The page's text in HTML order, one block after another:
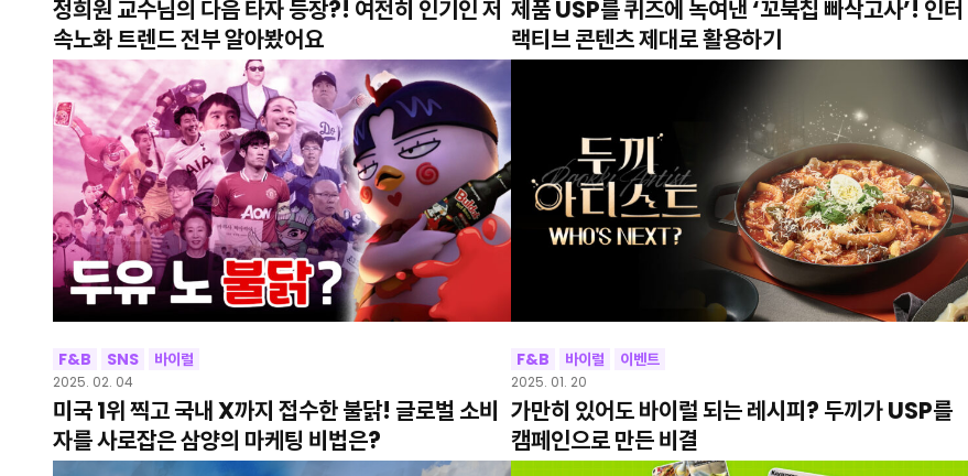
정희원 교수님의 다음 타자 등장?! 여전히 인기인 저
속노화 트렌드 전부 알아봤어요
제품 USP를 퀴즈에 녹여낸 ‘꼬북칩 빠삭고사’! 인터
랙티브 콘텐츠 제대로 활용하기
F&B SNS 바이럴
2025. 02. 04
미국 1위 찍고 국내 X까지 접수한 불닭! 글로벌 소비
자를 사로잡은 삼양의 마케팅 비법은?
F&B 바이럴 이벤트
2025. 01. 20
가만히 있어도 바이럴 되는 레시피? 두끼가 USP를
캠페인으로 만든 비결